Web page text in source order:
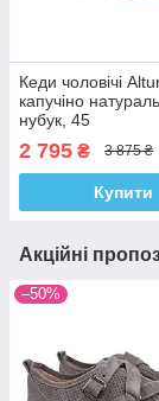
Кеди чоловічі
капучіно
нубук, 45
2 795 ₴ 3 875 ₴
Купити
Акційні
–50%